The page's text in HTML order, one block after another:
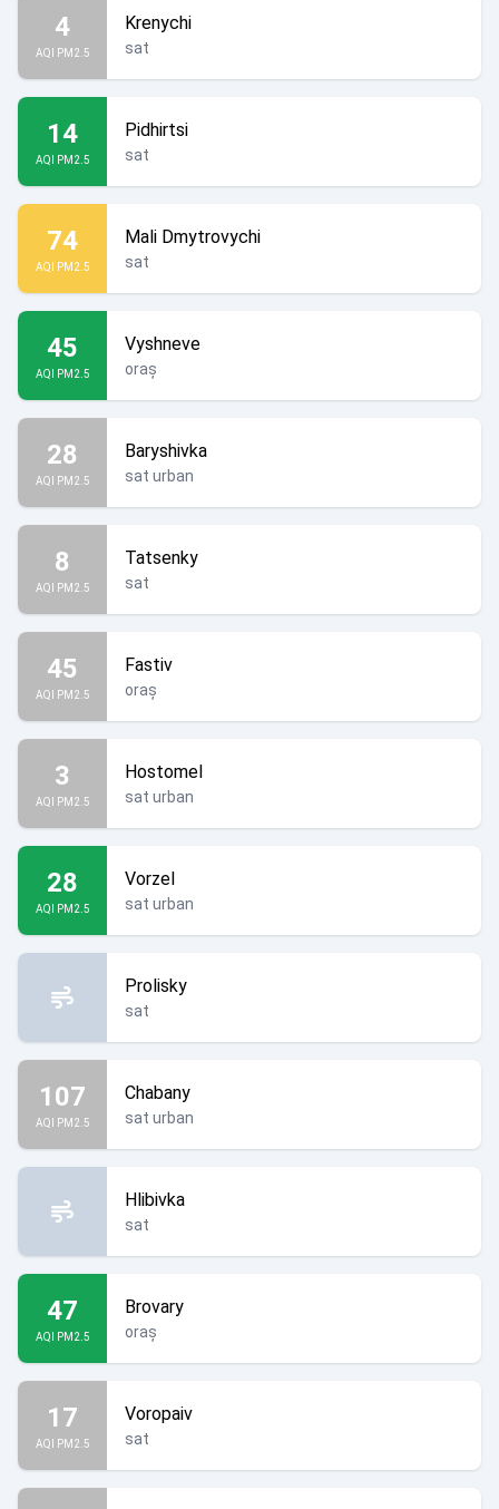
4
AQI PM2.5
Krenychi
sat
14
AQI PM2.5
Pidhirtsi
sat
74
AQI PM2.5
Mali Dmytrovychi
sat
45
AQI PM2.5
Vyshneve
oraș
28
AQI PM2.5
Baryshivka
sat urban
8
AQI PM2.5
Tatsenky
sat
45
AQI PM2.5
Fastiv
oraș
3
AQI PM2.5
Hostomel
sat urban
28
AQI PM2.5
Vorzel
sat urban
Prolisky
sat
107
AQI PM2.5
Chabany
sat urban
Hlibivka
sat
47
AQI PM2.5
Brovary
oraș
17
AQI PM2.5
Voropaiv
sat